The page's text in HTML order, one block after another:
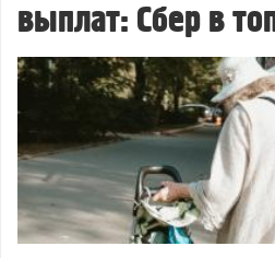
выплат: Сбер в